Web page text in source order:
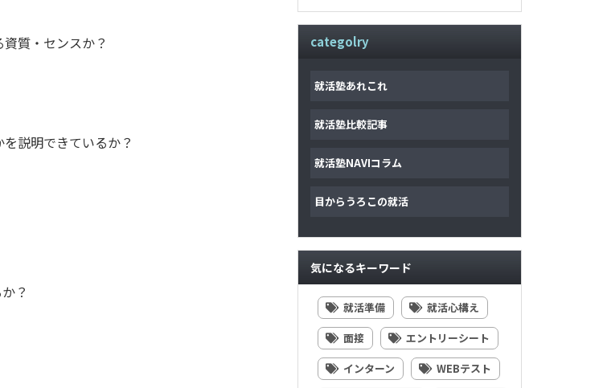
質・センスか？
説明できているか？
？
categolry
就活塾あれこれ
就活塾比較記事
就活塾NAVIコラム
目からうろこの就活
気になるキーワード
就活準備
就活心構え
面接
エントリーシート
インターン
WEBテスト